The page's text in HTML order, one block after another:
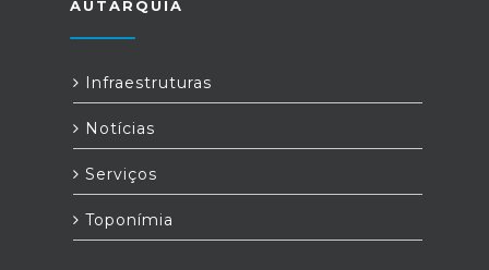
AUTARQUIA
Infraestruturas
Notícias
Serviços
Toponímia